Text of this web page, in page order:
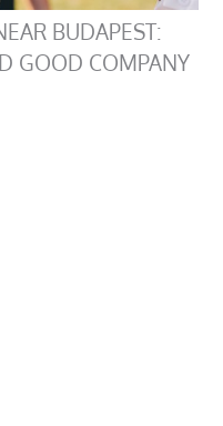
BUDAPEST:
GOOD COMPANY